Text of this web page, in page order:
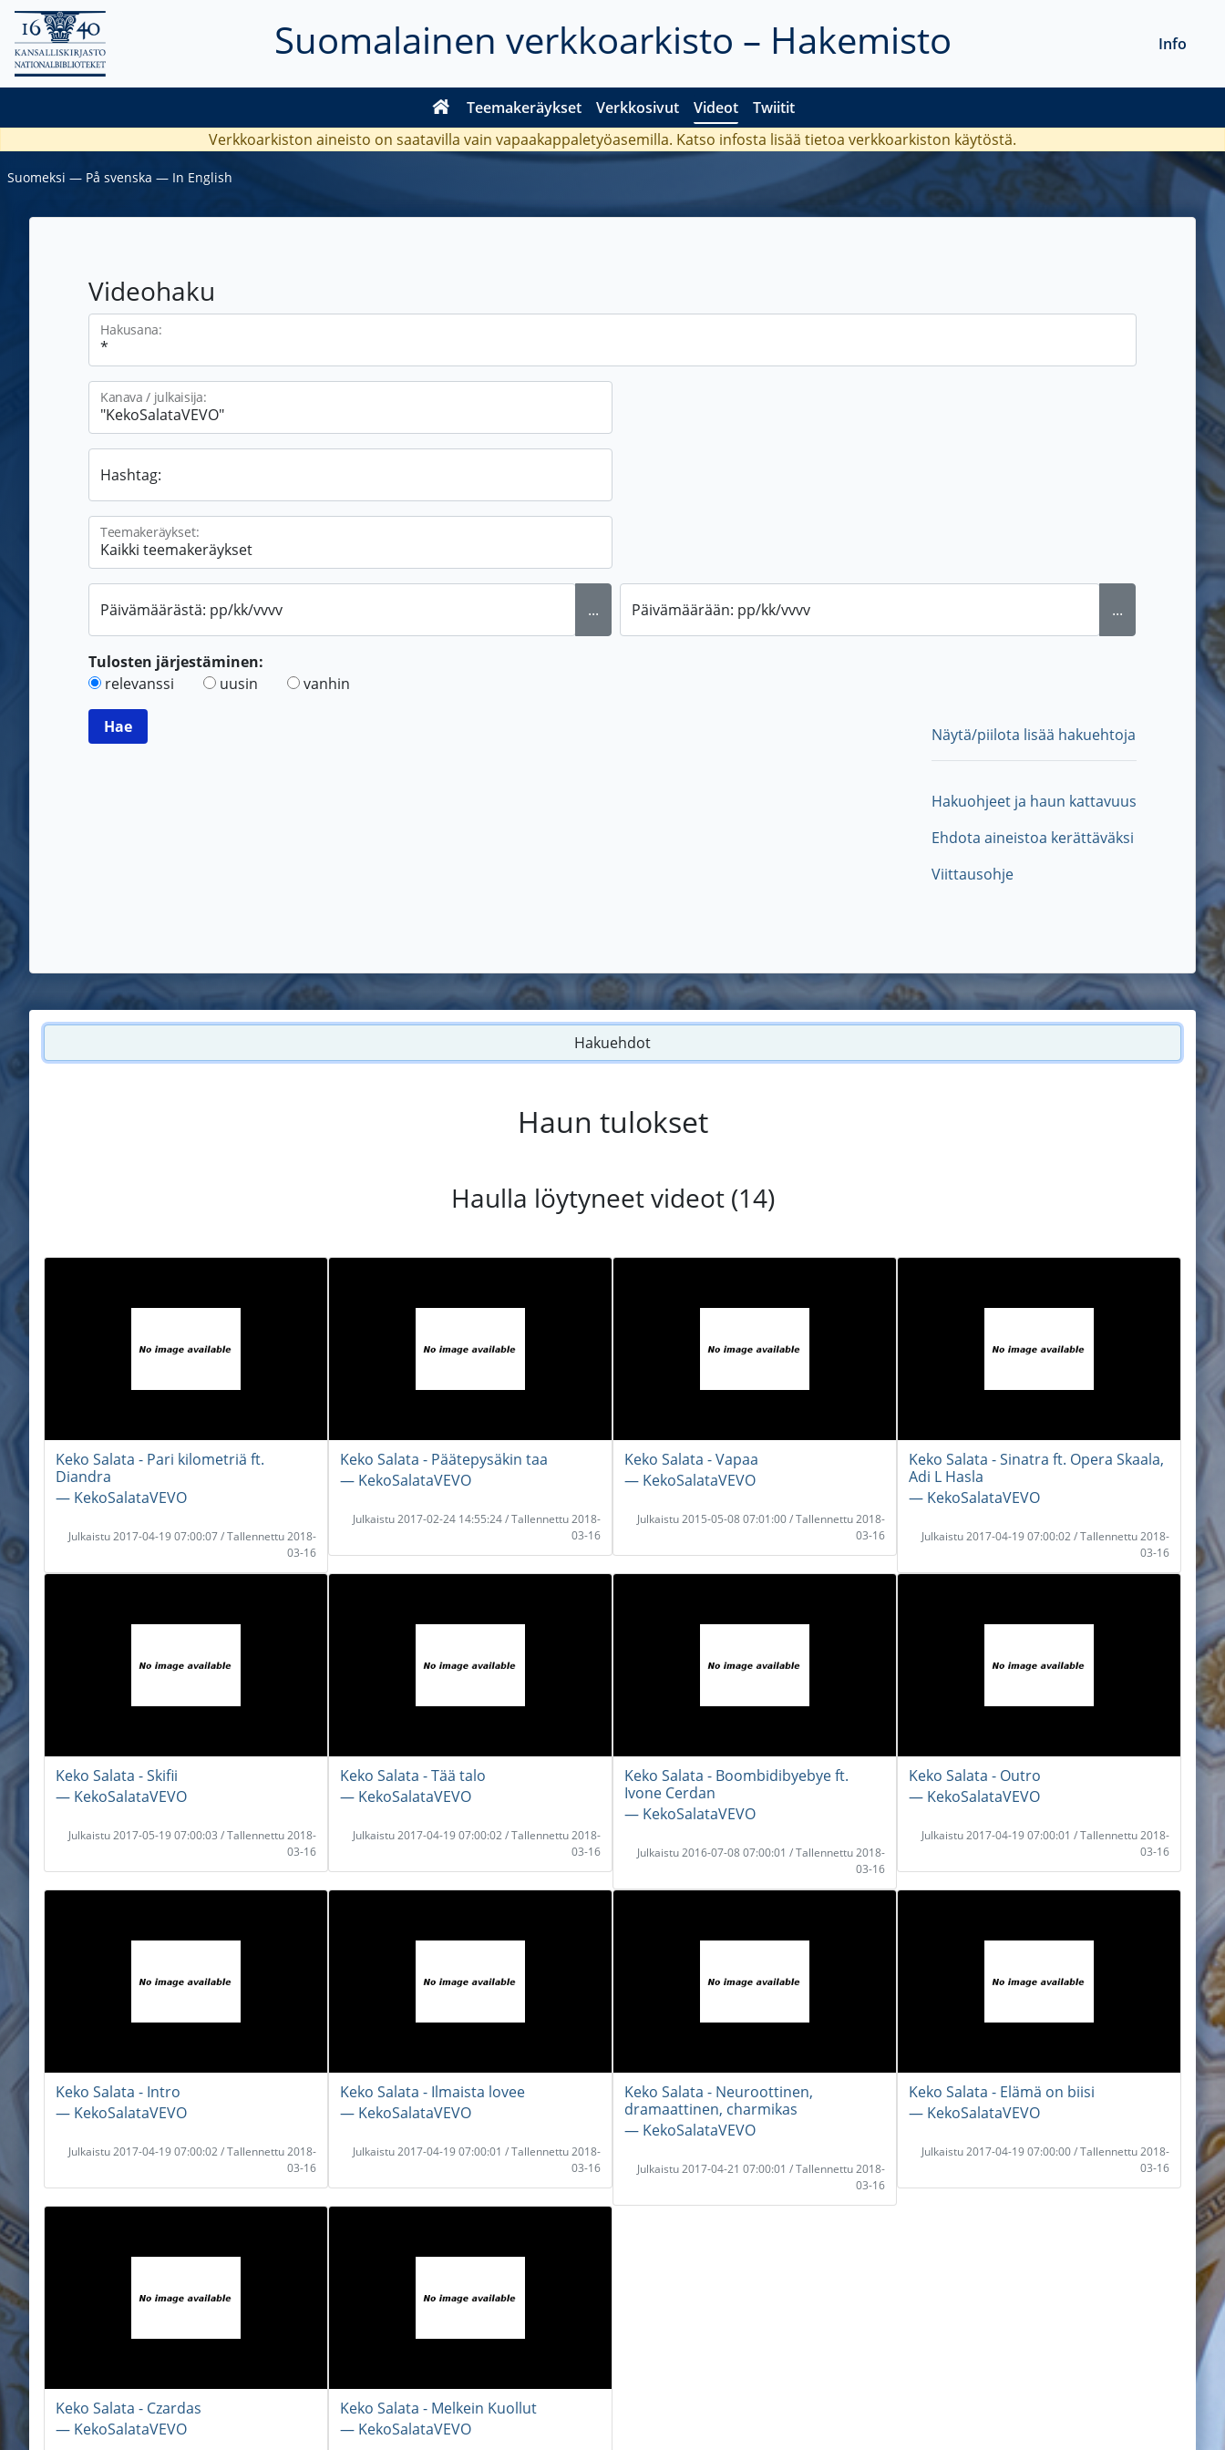
Suomalainen verkkoarkisto – Hakemisto
Teemakeräykset Verkkosivut Videot Twiitit
Info
Verkkoarkiston aineisto on saatavilla vain vapaakappaletyöasemilla. Katso infosta lisää tietoa verkkoarkiston käytöstä.
Suomeksi ― På svenska ― In English
Videohaku
Hakusana:
Kanava / julkaisija:
Hashtag:
Teemakeräykset:
Päivämäärästä: pp/kk/vvvv ... Päivämäärään: pp/kk/vvvv ...
Tulosten järjestäminen:
relevanssi
uusin vanhin
Näytä/piilota lisää hakuehtoja
Hakuohjeet ja haun kattavuus
Ehdota aineistoa kerättäväksi
Viittausohje
Hakuehdot
Haun tulokset
Haulla löytyneet videot (14)
Keko Salata - Pari kilometriä ft.
Diandra
― KekoSalataVEVO
Julkaistu 2017-04-19 07:00:07 / Tallennettu 2018-
03-16
Keko Salata - Päätepysäkin taa
― KekoSalataVEVO
Julkaistu 2017-02-24 14:55:24 / Tallennettu 2018-
03-16
Keko Salata - Vapaa
― KekoSalataVEVO
Julkaistu 2015-05-08 07:01:00 / Tallennettu 2018-
03-16
Keko Salata - Sinatra ft. Opera Skaala,
Adi L Hasla
― KekoSalataVEVO
Julkaistu 2017-04-19 07:00:02 / Tallennettu 2018-
03-16
Keko Salata - Skifii
― KekoSalataVEVO
Julkaistu 2017-05-19 07:00:03 / Tallennettu 2018-
03-16
Keko Salata - Tää talo
― KekoSalataVEVO
Julkaistu 2017-04-19 07:00:02 / Tallennettu 2018-
03-16
Keko Salata - Boombidibyebye ft.
Ivone Cerdan
― KekoSalataVEVO
Julkaistu 2016-07-08 07:00:01 / Tallennettu 2018-
03-16
Keko Salata - Outro
― KekoSalataVEVO
Julkaistu 2017-04-19 07:00:01 / Tallennettu 2018-
03-16
Keko Salata - Intro
― KekoSalataVEVO
Julkaistu 2017-04-19 07:00:02 / Tallennettu 2018-
03-16
Keko Salata - Ilmaista lovee
― KekoSalataVEVO
Julkaistu 2017-04-19 07:00:01 / Tallennettu 2018-
03-16
Keko Salata - Neuroottinen,
dramaattinen, charmikas
― KekoSalataVEVO
Julkaistu 2017-04-21 07:00:01 / Tallennettu 2018-
03-16
Keko Salata - Elämä on biisi
― KekoSalataVEVO
Julkaistu 2017-04-19 07:00:00 / Tallennettu 2018-
03-16
Keko Salata - Czardas
― KekoSalataVEVO
Keko Salata - Melkein Kuollut
― KekoSalataVEVO